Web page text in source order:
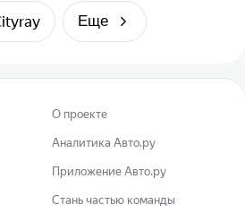
Еще
О проекте
Аналитика Авто.ру
Приложение Авто.ру
Стань частью команды